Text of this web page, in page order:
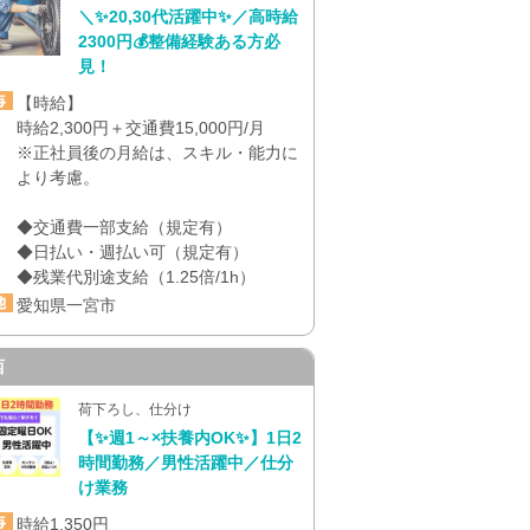
＼✨20,30代活躍中✨／高時給
2300円💰整備経験ある方必
見！
【時給】
時給2,300円＋交通費15,000円/月
※正社員後の月給は、スキル・能力に
より考慮。
◆交通費一部支給（規定有）
◆日払い・週払い可（規定有）
◆残業代別途支給（1.25倍/1h）
愛知県一宮市
荷下ろし、仕分け
【✨週1～×扶養内OK✨】1日2
時間勤務／男性活躍中／仕分
け業務
時給1,350円